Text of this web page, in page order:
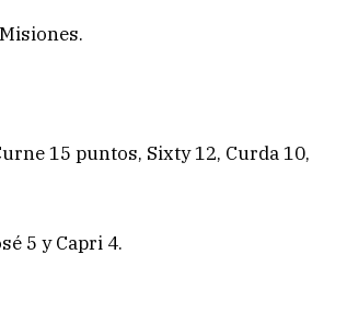
15 puntos, Sixty 12, Curda 10,
5 y Capri 4.